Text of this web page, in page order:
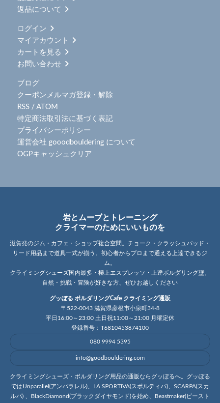
返品について
ログイン
マイアカウント
カートを見る
お問い合わせ
ブログ
クーポンメルマガ登録・解除
RSS / ATOM
特定商法取引法に基づく表記
プライバシーポリシー
運営会社 gooodbouldering について
OGPキャッシュクリア
岩とムーブとトレーニング
クライマーのためにいいものを
滋賀発のジム・カフェ・ショップ複合空間。チョーク・クラッシュパッド・
リード用品まで道具一式が揃う。初心者からプロまで通える上達できるジ
ム。
クライミングシューズ国内最多・極上エスプレッソ・上達ボルダリング壁。
自然・挑戦・冒険が好きな方、ぜひお越しください
グッぼる ボルダリングCafe クライミング通販
〒522-0043 滋賀県彦根市小泉町34-8
平日16:00～23:00 土日祝11:00～21:00 月曜定休
登録番号：T6810453874100
080 9994 5395
info@goodbouldering.com
クライミングシューズ・ボルダリング用品の通販ならグッぼるへ。グッぼる
ではUnparallel(アンパラレル)、LA SPORTIVA(スポルティバ)、SCARPA(スカ
ルパ) 、BlackDiamond(ブラックダイヤモンド)を始め、Beastmaker(ビースト